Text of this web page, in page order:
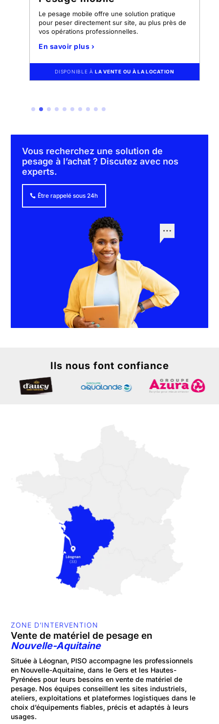
pesage mobile offre une solution pratique
peser directement sur site, au plus près de
opérations professionnelles.
savoir plus ›
LA VENTE OU À LA LOCATION
Vous recherchez une solution de
pesage à l’achat ? Discutez avec nos
experts.
Être rappelé sous 24h
Ils nous font confiance
ZONE D’INTERVENTION
Vente de matériel de pesage en
Nouvelle-Aquitaine
Située à Léognan, PISO accompagne les professionnels
en Nouvelle-Aquitaine, dans le Gers et les Hautes-
Pyrénées pour leurs besoins en vente de matériel de
pesage. Nos équipes conseillent les sites industriels,
ateliers, exploitations et plateformes logistiques dans le
choix d’équipements fiables, précis et adaptés à leurs
usages.